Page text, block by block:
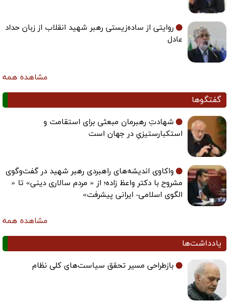
روایتی از ساده‌زیستی رهبر شهید انقلاب از زبان حداد
عادل
مشاهده همه
گفتگوها
شهادتِ رهبرمان مبعثی برای استقامت و
استکبارستیزیِ در جهان است
واکاوی اندیشه‌های راهبردی رهبر شهید در گفت‌وگوی
مشروح با دکتر واعظ زاده؛ از « مردم سالاری دینی» تا «
الگوی اسلامی- ایرانی پیشرفت»
مشاهده همه
یادداشت‌ها
بازطراحی مسیر تحقق سیاست‌های کلی نظام